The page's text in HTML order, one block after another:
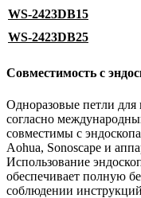
WS-2423DB15
WS-2423DB25
Совместимость с
Одноразовые петли
согласно
совместимы с
Aohua, Sonoscape и
Использование
обеспечивает полную
соблюдении